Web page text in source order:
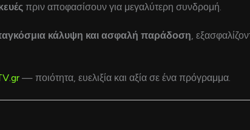
πριν αποφασίσουν για μεγαλύτερη συνδρομή.
κάλυψη και ασφαλή παράδοση,
— ποιότητα, ευελιξία και αξία σε ένα πρόγραμμα.